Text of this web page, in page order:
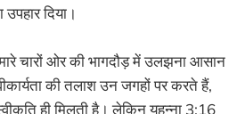
दिया।
चारों ओर की भागदौड़ में उलझना आसान
की तलाश उन जगहों पर करते हैं,
ही मिलती है। लेकिन यूहन्ना 3:16